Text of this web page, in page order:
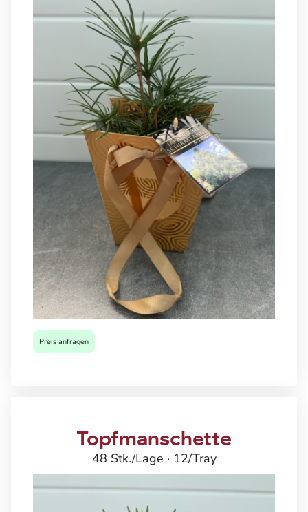
Preis anfragen
Topfmanschette
48 Stk./Lage · 12/Tray